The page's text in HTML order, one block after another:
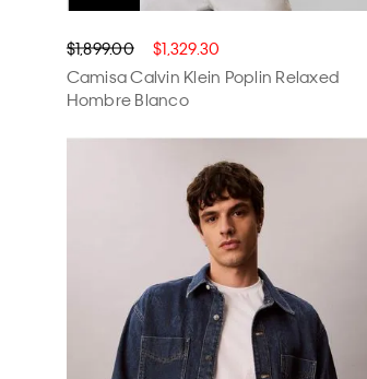
$1,899.00 $1,329.30
Camisa Calvin Klein Poplin Relaxed
Hombre Blanco